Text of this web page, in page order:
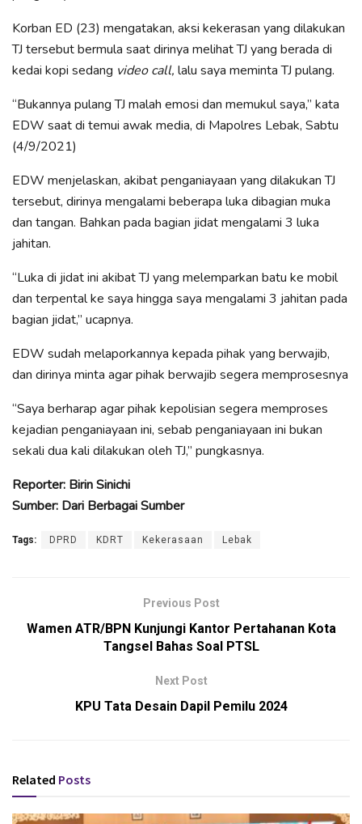
Korban ED (23) mengatakan, aksi kekerasan yang dilakukan
TJ tersebut bermula saat dirinya melihat TJ yang berada di
kedai kopi sedang video call, lalu saya meminta TJ pulang.
“Bukannya pulang TJ malah emosi dan memukul saya,” kata
EDW saat di temui awak media, di Mapolres Lebak, Sabtu
(4/9/2021)
EDW menjelaskan, akibat penganiayaan yang dilakukan TJ
tersebut, dirinya mengalami beberapa luka dibagian muka
dan tangan. Bahkan pada bagian jidat mengalami 3 luka
jahitan.
“Luka di jidat ini akibat TJ yang melemparkan batu ke mobil
dan terpental ke saya hingga saya mengalami 3 jahitan pada
bagian jidat,” ucapnya.
EDW sudah melaporkannya kepada pihak yang berwajib,
dan dirinya minta agar pihak berwajib segera memprosesnya
“Saya berharap agar pihak kepolisian segera memproses
kejadian penganiayaan ini, sebab penganiayaan ini bukan
sekali dua kali dilakukan oleh TJ,” pungkasnya.
Reporter: Birin Sinichi
Sumber: Dari Berbagai Sumber
Tags: DPRD KDRT Kekerasaan Lebak
Previous Post
Wamen ATR/BPN Kunjungi Kantor Pertahanan Kota
Tangsel Bahas Soal PTSL
Next Post
KPU Tata Desain Dapil Pemilu 2024
Related Posts